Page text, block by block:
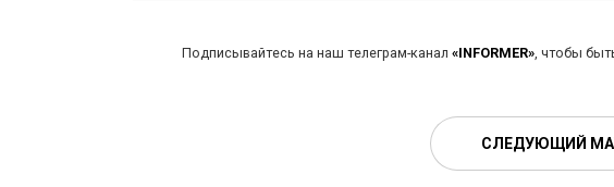
Подписывайтесь на наш телеграм-канал «INFORMER», чтобы
СЛЕДУЮЩИЙ